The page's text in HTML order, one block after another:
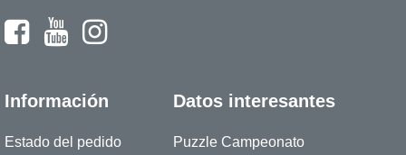
Información
Estado del pedido
Datos interesantes
Puzzle Campeonato